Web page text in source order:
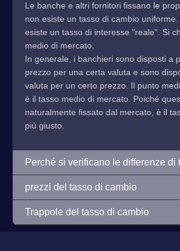
Le banche e altri fornitori fissano le
non esiste un tasso di cambio
esiste un tasso di interesse "reale". Si
medio di mercato.
In generale, i banchieri sono disposti a
prezzo per una certa valuta e sono
valuta per un certo prezzo. Il punto
è il tasso medio di mercato. Poiché
naturalmente fissato dal mercato, è il
più giusto.
Perché si verificano le differenze di
prezzi del tasso di cambio
Trappole del tasso di cambio